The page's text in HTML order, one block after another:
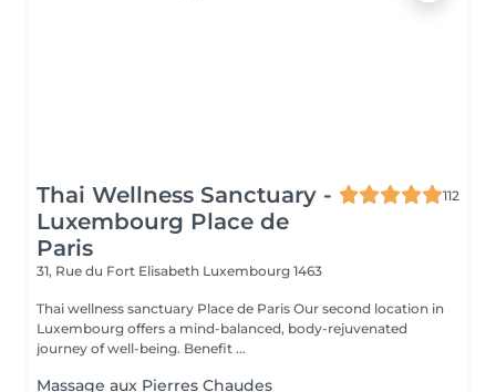
Thai Wellness Sanctuary -
Luxembourg Place de
Paris
112
31, Rue du Fort Elisabeth Luxembourg 1463
Thai wellness sanctuary Place de Paris Our second location in
Luxembourg offers a mind-balanced, body-rejuvenated
journey of well-being. Benefit ...
Massage aux Pierres Chaudes